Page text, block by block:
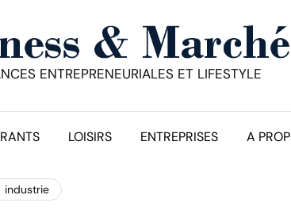
ENTREPRENEURIALES ET LIFESTYLE
LOISIRS ENTREPRISES A
industrie